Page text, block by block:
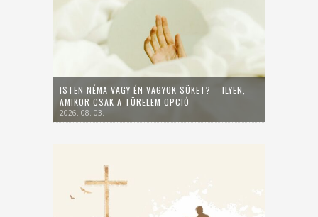
ISTEN NÉMA VAGY ÉN VAGYOK SÜKET? – ILYEN,
AMIKOR CSAK A TÜRELEM OPCIÓ
2026. 08. 03.